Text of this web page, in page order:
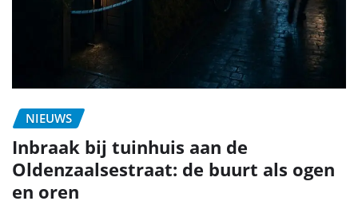
NIEUWS
Inbraak bij tuinhuis aan de
Oldenzaalsestraat: de buurt als ogen
en oren